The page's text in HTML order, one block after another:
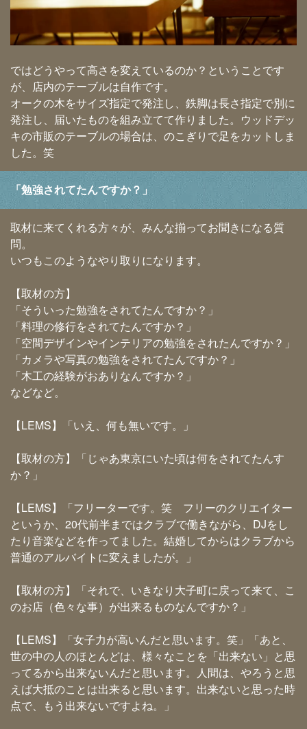
ではどうやって高さを変えているのか？ということです
が、店内のテーブルは自作です。
オークの木をサイズ指定で発注し、鉄脚は長さ指定で別に
発注し、届いたものを組み立てて作りました。ウッドデッ
キの市販のテーブルの場合は、のこぎりで足をカットしま
した。笑
「勉強されてたんですか？」
取材に来てくれる方々が、みんな揃ってお聞きになる質
問。
いつもこのようなやり取りになります。
【取材の方】
「そういった勉強をされてたんですか？」
「料理の修行をされてたんですか？」
「空間デザインやインテリアの勉強をされたんですか？」
「カメラや写真の勉強をされてたんですか？」
「木工の経験がおありなんですか？」
などなど。
【LEMS】「いえ、何も無いです。」
【取材の方】「じゃあ東京にいた頃は何をされてたんす
か？」
【LEMS】「フリーターです。笑 フリーのクリエイター
というか、20代前半まではクラブで働きながら、DJをし
たり音楽などを作ってました。結婚してからはクラブから
普通のアルバイトに変えましたが。」
【取材の方】「それで、いきなり大子町に戻って来て、こ
のお店（色々な事）が出来るものなんですか？」
【LEMS】「女子力が高いんだと思います。笑」「あと、
世の中の人のほとんどは、様々なことを「出来ない」と思
ってるから出来ないんだと思います。人間は、やろうと思
えば大抵のことは出来ると思います。出来ないと思った時
点で、もう出来ないですよね。」